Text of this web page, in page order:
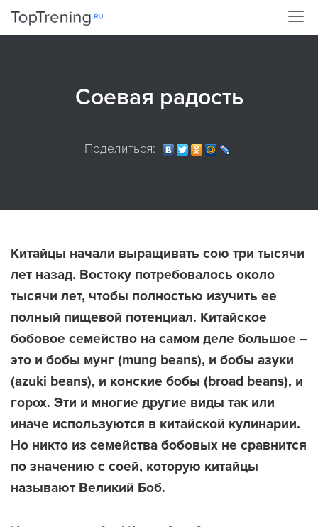
Соевая радость
Поделиться:
Китайцы начали выращивать сою три тысячи
лет назад. Востоку потребовалось около
тысячи лет, чтобы полностью изучить ее
полный пищевой потенциал. Китайское
бобовое семейство на самом деле большое –
это и бобы мунг (mung beans), и бобы азуки
(azuki beans), и конские бобы (broad beans), и
горох. Эти и многие другие виды так или
иначе используются в китайской кулинарии.
Но никто из семейства бобовых не сравнится
по значению с соей, которую китайцы
называют Великий Боб.